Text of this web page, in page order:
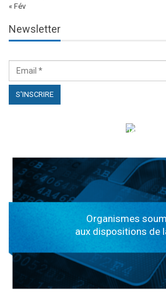
« Fév
Newsletter
لقانون النفاذ إلى المعلومة
Organismes
aux dispositions de